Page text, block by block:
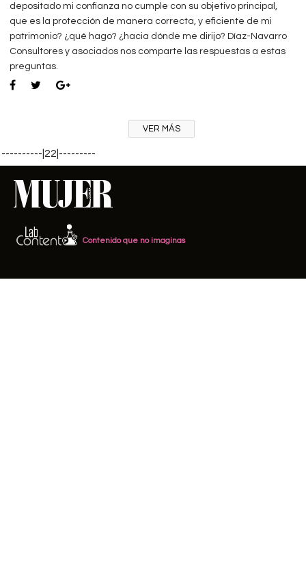
depositado mi confianza no cumple con su objetivo principal,
que es la protección de manera correcta, y eficiente de mi
patrimonio? ¿qué hago? ¿hacia dónde me dirijo? Díaz-Navarro
Consultores y asociados nos comparte las respuestas a estas
preguntas.
VER MÁS
----------|22|---------
Contenido que no imaginas